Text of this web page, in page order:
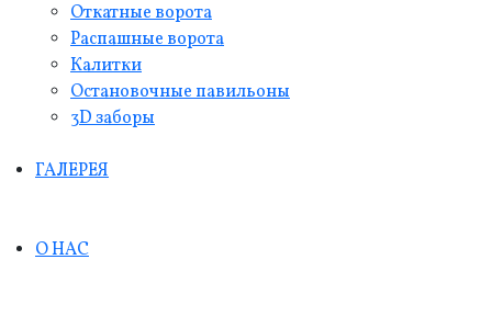
Откатные ворота
Распашные ворота
Калитки
Остановочные павильоны
3D заборы
ГАЛЕРЕЯ
О НАС